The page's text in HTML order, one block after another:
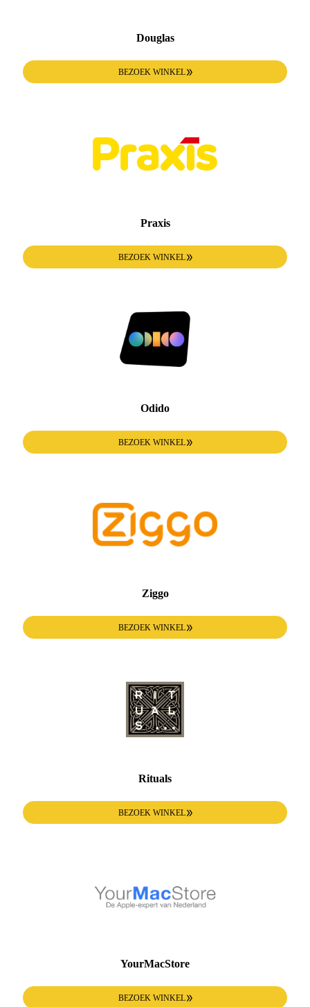
Douglas
BEZOEK WINKEL
Praxis
BEZOEK WINKEL
Odido
BEZOEK WINKEL
Ziggo
BEZOEK WINKEL
Rituals
BEZOEK WINKEL
YourMacStore
BEZOEK WINKEL